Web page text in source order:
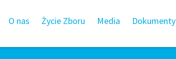
O nas Życie Zboru Media Dokumenty